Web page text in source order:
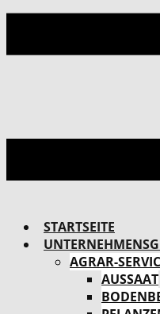
STARTSEITE
AGRAR-
AUSSAAT